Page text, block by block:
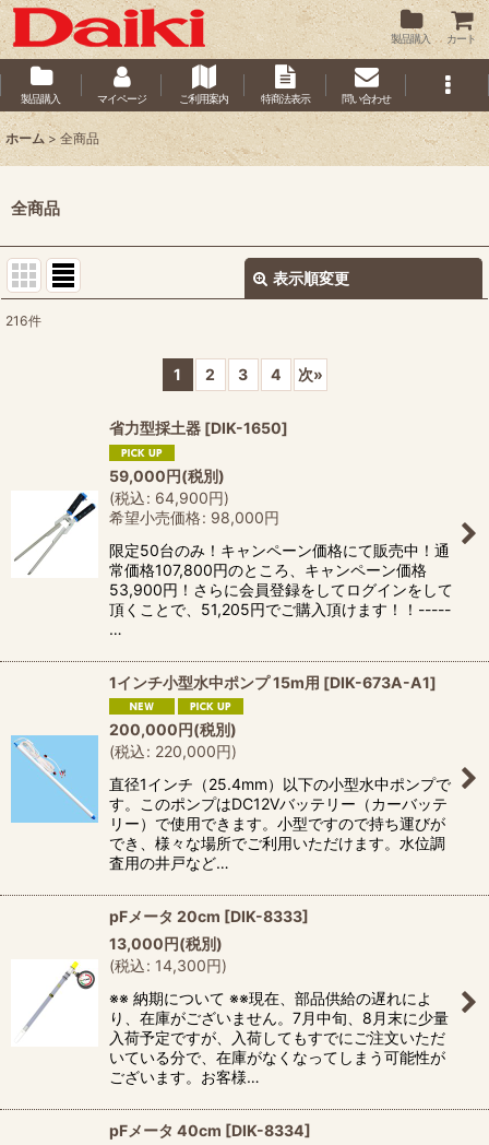
製品購入 カート
製品購入 マイページ ご利用案内 特商法表示 問い合わせ
ホーム > 全商品
全商品
表示順変更
216件
1 2 3 4 次»
省力型採土器 [DIK-1650]
59,000円(税別)
(税込: 64,900円)
希望小売価格: 98,000円
限定50台のみ！キャンペーン価格にて販売中！通
常価格107,800円のところ、キャンペーン価格
53,900円！さらに会員登録をしてログインをして
頂くことで、51,205円でご購入頂けます！！-----
…
1インチ小型水中ポンプ 15m用 [DIK-673A-A1]
200,000円(税別)
(税込: 220,000円)
直径1インチ（25.4mm）以下の小型水中ポンプで
す。このポンプはDC12Vバッテリー（カーバッテ
リー）で使用できます。小型ですので持ち運びが
でき、様々な場所でご利用いただけます。水位調
査用の井戸など…
pFメータ 20cm [DIK-8333]
13,000円(税別)
(税込: 14,300円)
※※ 納期について ※※現在、部品供給の遅れによ
り、在庫がございません。7月中旬、8月末に少量
入荷予定ですが、入荷してもすでにご注文いただ
いている分で、在庫がなくなってしまう可能性が
ございます。お客様…
pFメータ 40cm [DIK-8334]